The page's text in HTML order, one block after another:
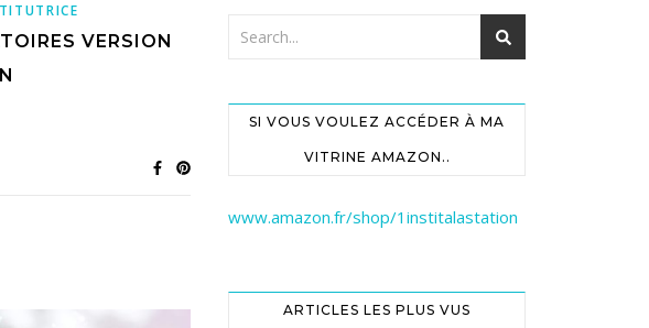
VERSION
SI VOUS VOULEZ ACCÉDER À MA
VITRINE AMAZON..
www.amazon.fr/shop/1institalastation
ARTICLES LES PLUS VUS